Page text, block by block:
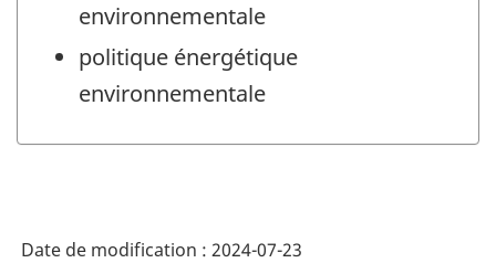
environnementale
politique énergétique
environnementale
Date de modification : 2024-07-23